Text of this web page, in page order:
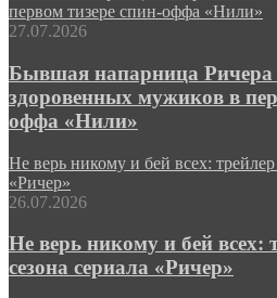
первом тизере спин-оффа «Нили»
27.07.2026
Бывшая напарница Ричера
здоровенных мужиков в
оффа «Нили»
Не верь никому и бей всех: трейлер
«Ричер»
26.07.2026
Не верь никому и бей всех:
сезона сериала «Ричер»